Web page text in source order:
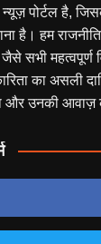
न्यूज़ पोर्टल है,
है। हम
सभी महत्वपूर्ण
का असली
और उनकी आवाज़